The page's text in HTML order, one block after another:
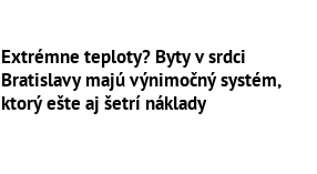
Extrémne teploty? Byty v srdci
Bratislavy majú výnimočný systém,
ktorý ešte aj šetrí náklady